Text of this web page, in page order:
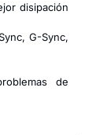
disipación
G-Sync,
de